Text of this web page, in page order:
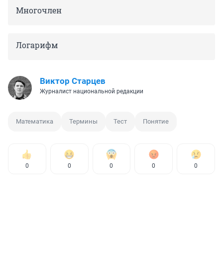
Многочлен
Логарифм
Виктор Старцев
Журналист национальной редакции
Математика Термины Тест Понятие
0 0 0 0 0